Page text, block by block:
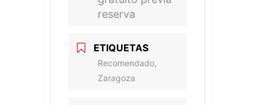
reserva
ETIQUETAS
Recomendado,
Zaragoza